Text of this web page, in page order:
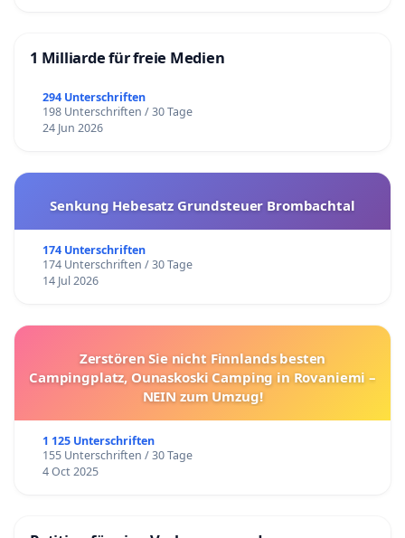
1 Milliarde für freie Medien
294 Unterschriften
198 Unterschriften / 30 Tage
24 Jun 2026
Senkung Hebesatz Grundsteuer Brombachtal
174 Unterschriften
174 Unterschriften / 30 Tage
14 Jul 2026
Zerstören Sie nicht Finnlands besten
Campingplatz, Ounaskoski Camping in Rovaniemi –
NEIN zum Umzug!
1 125 Unterschriften
155 Unterschriften / 30 Tage
4 Oct 2025